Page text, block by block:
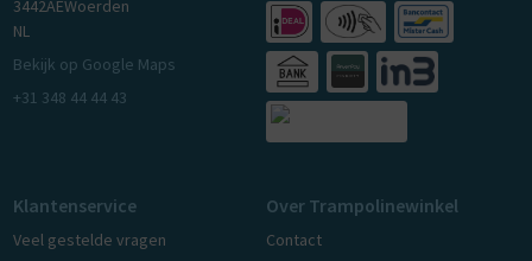
3442AEWoerden
NL
Bekijk op Google Maps
+31 348 44 44 43
Klantenservice
Veel gestelde vragen
Over Trampolinewinkel
Contact